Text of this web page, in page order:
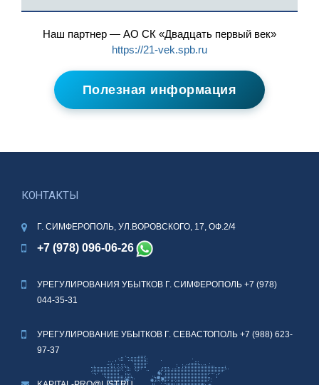
Наш партнер — АО СК «Двадцать первый век»
https://21-vek.spb.ru
Полезная информация
КОНТАКТЫ
Г. СИМФЕРОПОЛЬ, УЛ.ВОРОВСКОГО, 17, ОФ.2/4
+7 (978) 096-06-26
УРЕГУЛИРОВАНИЯ УБЫТКОВ Г. СИМФЕРОПОЛЬ +7 (978)
044-35-31
УРЕГУЛИРОВАНИЕ УБЫТКОВ Г. СЕВАСТОПОЛЬ +7 (988) 623-
97-37